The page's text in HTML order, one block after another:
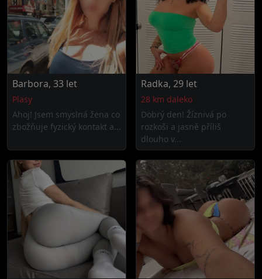
Barbora, 33 let
Plasy
Ahoj! Jsem smyslná žena co
zbožňuje fyzický kontakt a...
Radka, 29 let
28 km daleko
Dobrý den! Žíznivá po
rozkoši a jasně příliš
dlouho v...